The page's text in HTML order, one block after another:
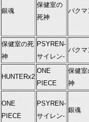
銀魂
保健室の
死神
バクマ
保健室の死
神
PSYREN-
サイレン-
バクマ
HUNTERx2
ONE
PIECE
保健室
神
ONE
PIECE
PSYREN-
サイレン-
銀魂